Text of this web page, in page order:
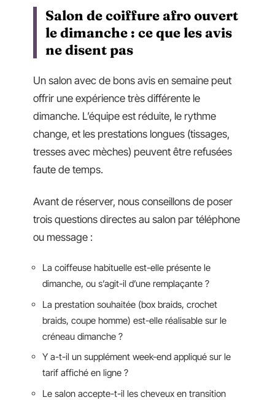
Salon de coiffure afro ouvert
le dimanche : ce que les avis
ne disent pas
Un salon avec de bons avis en semaine peut
offrir une expérience très différente le
dimanche. L’équipe est réduite, le rythme
change, et les prestations longues (tissages,
tresses avec mèches) peuvent être refusées
faute de temps.
Avant de réserver, nous conseillons de poser
trois questions directes au salon par téléphone
ou message :
La coiffeuse habituelle est-elle présente le
dimanche, ou s’agit-il d’une remplaçante ?
La prestation souhaitée (box braids, crochet
braids, coupe homme) est-elle réalisable sur le
créneau dimanche ?
Y a-t-il un supplément week-end appliqué sur le
tarif affiché en ligne ?
Le salon accepte-t-il les cheveux en transition